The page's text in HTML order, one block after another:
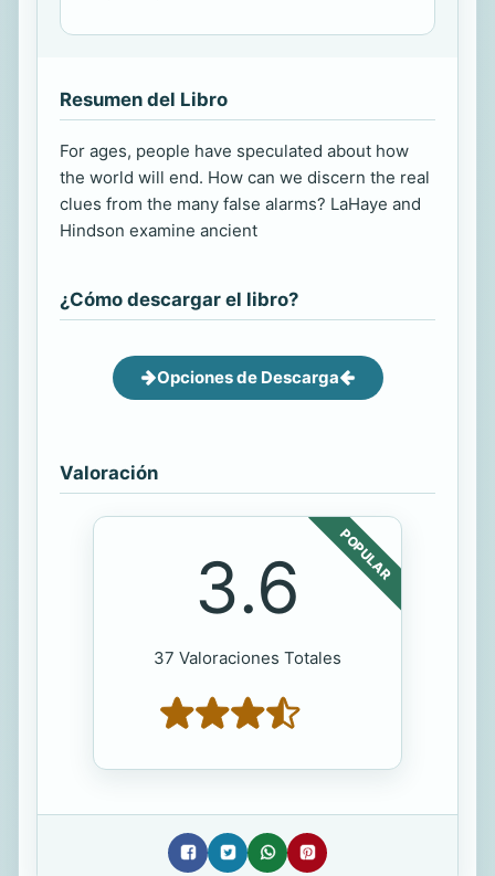
Resumen del Libro
For ages, people have speculated about how
the world will end. How can we discern the real
clues from the many false alarms? LaHaye and
Hindson examine ancient
¿Cómo descargar el libro?
Opciones de Descarga
Valoración
POPULAR
3.6
37 Valoraciones Totales